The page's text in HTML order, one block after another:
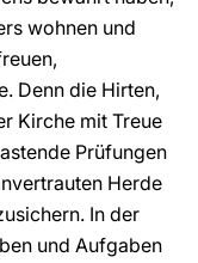
wohnen und
Denn die Hirten,
Kirche mit Treue
Prüfungen
Herde
In der
und Aufgaben